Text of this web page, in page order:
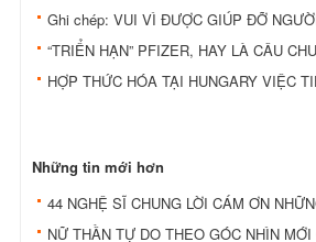
Ghi chép: VUI VÌ ĐƯỢC GIÚP ĐỠ
“TRIỂN HẠN” PFIZER, HAY LÀ CÂU
HỢP THỨC HÓA TẠI HUNGARY VIỆC
Những tin mới hơn
44 NGHỆ SĨ CHUNG LỜI CÁM ƠN
NỮ THẦN TỰ DO THEO GÓC NHÌN